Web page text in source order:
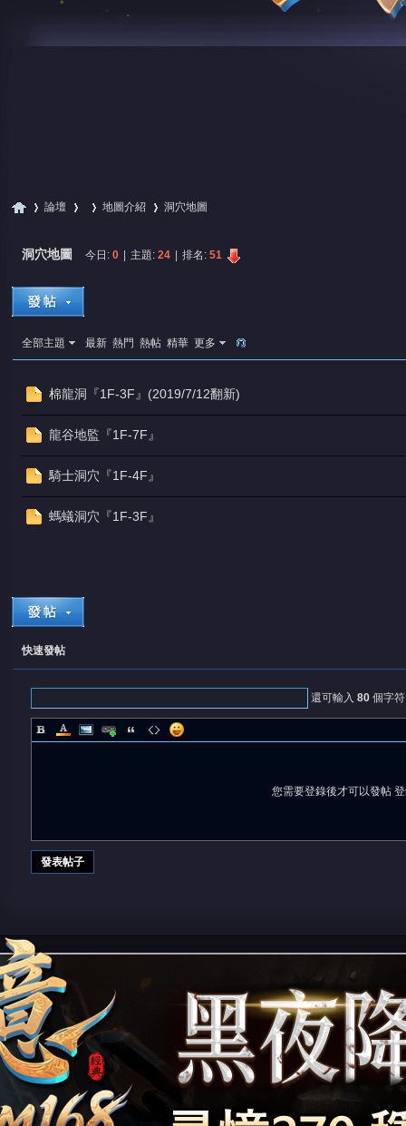
尋
天
»
論壇
› ›
地圖介紹 洞穴地圖
洞穴地圖 今日: 0 主題: 24 排名: 51
全部主題 最新 熱門 熱帖 精華 更多
棉龍洞『1F-3F』(2019/7/12翻新)
龍谷地監『1F-7F』
騎士洞穴『1F-4F』
螞蟻洞穴『1F-3F』
快速發帖
還可輸入 80個字符
您需要登錄後才可以發帖
發表帖子